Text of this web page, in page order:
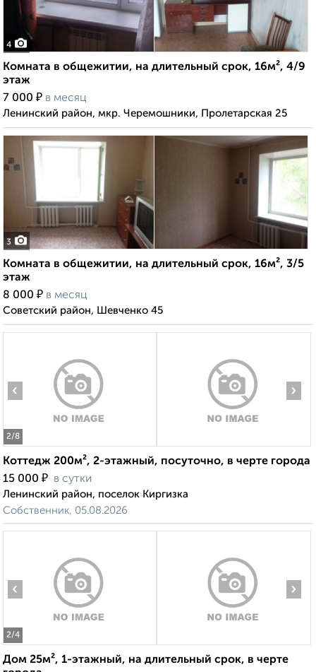
4
Комната в общежитии, на длительный срок, 16м², 4/9
этаж
7 000 ₽ в месяц
Ленинский район, мкр. Черемошники, Пролетарская 25
3
Комната в общежитии, на длительный срок, 16м², 3/5
этаж
8 000 ₽ в месяц
Советский район, Шевченко 45
2/8
‹ ›
Коттедж 200м², 2-этажный, посуточно, в черте города
15 000 ₽ в сутки
Ленинский район, поселок Киргизка
Собственник, 05.08.2026
2/4
‹ ›
Дом 25м², 1-этажный, на длительный срок, в черте